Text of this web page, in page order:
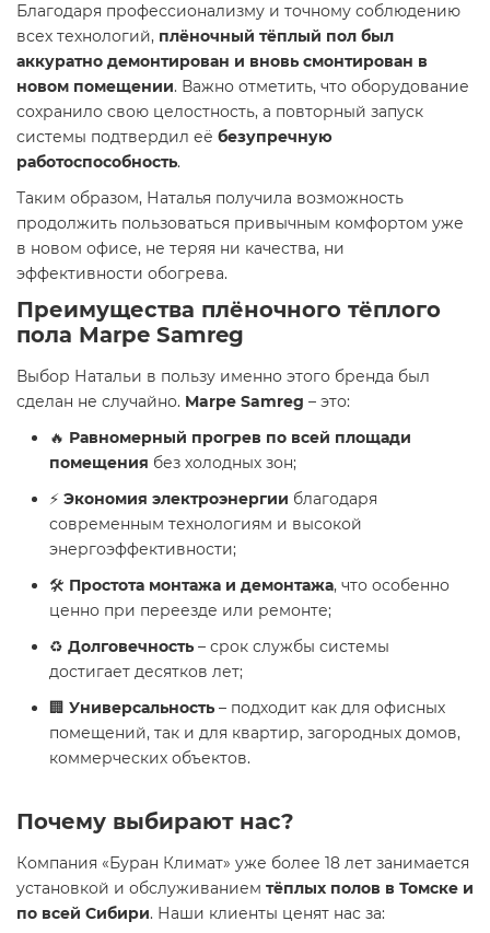
Благодаря профессионализму и точному соблюдению
всех технологий, плёночный тёплый пол был
аккуратно демонтирован и вновь смонтирован в
новом помещении. Важно отметить, что оборудование
сохранило свою целостность, а повторный запуск
системы подтвердил её безупречную
работоспособность.
Таким образом, Наталья получила возможность
продолжить пользоваться привычным комфортом уже
в новом офисе, не теряя ни качества, ни
эффективности обогрева.
Преимущества плёночного тёплого
пола Marpe Samreg
Выбор Натальи в пользу именно этого бренда был
сделан не случайно. Marpe Samreg – это:
🔥 Равномерный прогрев по всей площади
помещения без холодных зон;
⚡ Экономия электроэнергии благодаря
современным технологиям и высокой
энергоэффективности;
🛠 Простота монтажа и демонтажа, что особенно
ценно при переезде или ремонте;
♻ Долговечность – срок службы системы
достигает десятков лет;
🏢 Универсальность – подходит как для офисных
помещений, так и для квартир, загородных домов,
коммерческих объектов.
Почему выбирают нас?
Компания «Буран Климат» уже более 18 лет занимается
установкой и обслуживанием тёплых полов в Томске и
по всей Сибири. Наши клиенты ценят нас за: